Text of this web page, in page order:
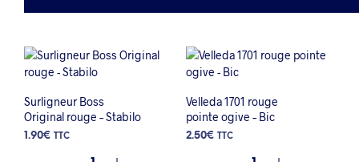
Surligneur Boss
Original rouge – Stabilo
1.90€ TTC
Velleda 1701 rouge
pointe ogive – Bic
2.50€ TTC